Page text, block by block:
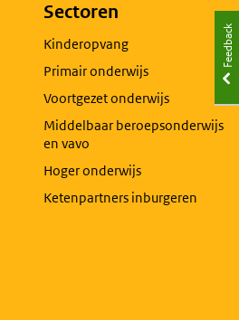
Sectoren
Kinderopvang
Primair onderwijs
Voortgezet onderwijs
Middelbaar beroepsonderwijs
en vavo
Hoger onderwijs
Ketenpartners inburgeren
Feedback